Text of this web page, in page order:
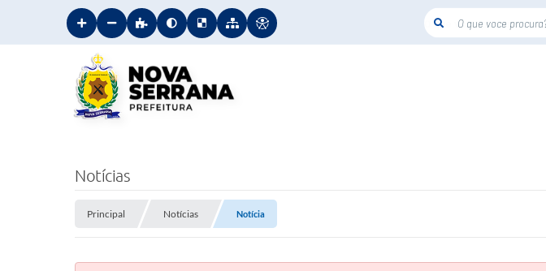
O que voce procura?
Notícias
Principal Notícias Notícia